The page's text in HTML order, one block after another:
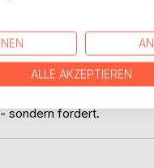
fühlen sich
längst nicht mehr selbst
Flame erzählt von
sondern fordert.
ALLE AKZEPTIEREN